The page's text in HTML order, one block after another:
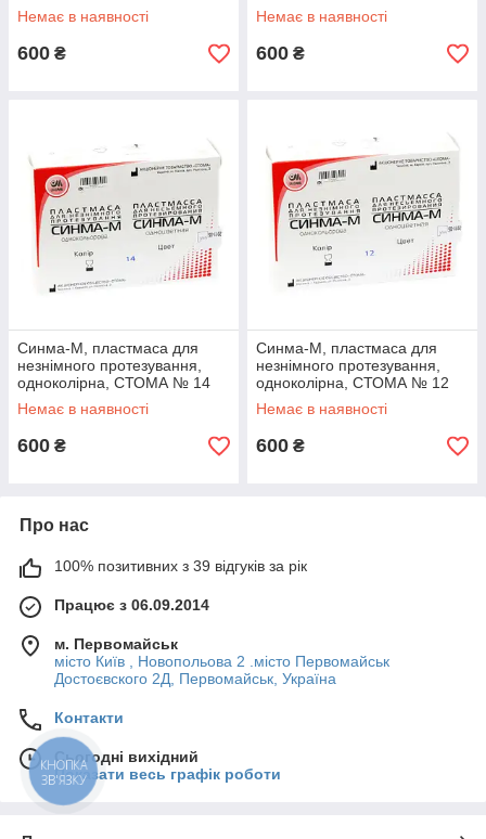
Немає в наявності
600 ₴
Немає в наявності
600 ₴
Синма-М, пластмаса для
незнімного протезування,
одноколірна, СТОМА № 14
Немає в наявності
600 ₴
Синма-М, пластмаса для
незнімного протезування,
одноколірна, СТОМА № 12
Немає в наявності
600 ₴
Про нас
100% позитивних з 39 відгуків за рік
Працює з 06.09.2014
м. Первомайськ
місто Київ , Новопольова 2 .місто Первомайськ
Достоєвского 2Д, Первомайськ, Україна
Контакти
Сьогодні вихідний
Показати весь графік роботи
КНОПКА
ЗВ'ЯЗКУ